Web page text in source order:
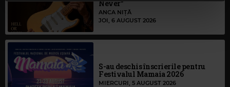
continuați să utilizați website-ul nostru, sunteți de acord
cu utilizarea modulelor noastre cookie.
Never”
ANCA NIȚĂ
JOI, 6 AUGUST 2026
S-au deschis înscrierile pentru
Festivalul Mamaia 2026
MIERCURI, 5 AUGUST 2026